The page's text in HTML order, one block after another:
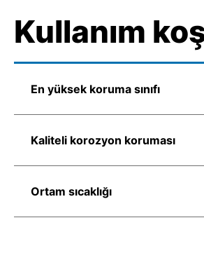
Kullanım
En yüksek koruma sınıfı
Kaliteli korozyon koruması
Ortam sıcaklığı